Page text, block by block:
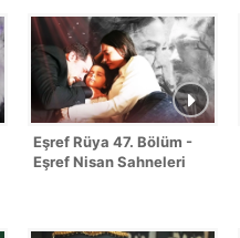
Eşref Rüya 47. Bölüm -
Eşref Nisan Sahneleri